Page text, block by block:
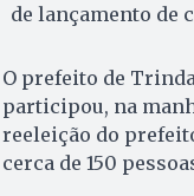
de lançamento de
O prefeito de
participou, na
reeleição do
cerca de 150